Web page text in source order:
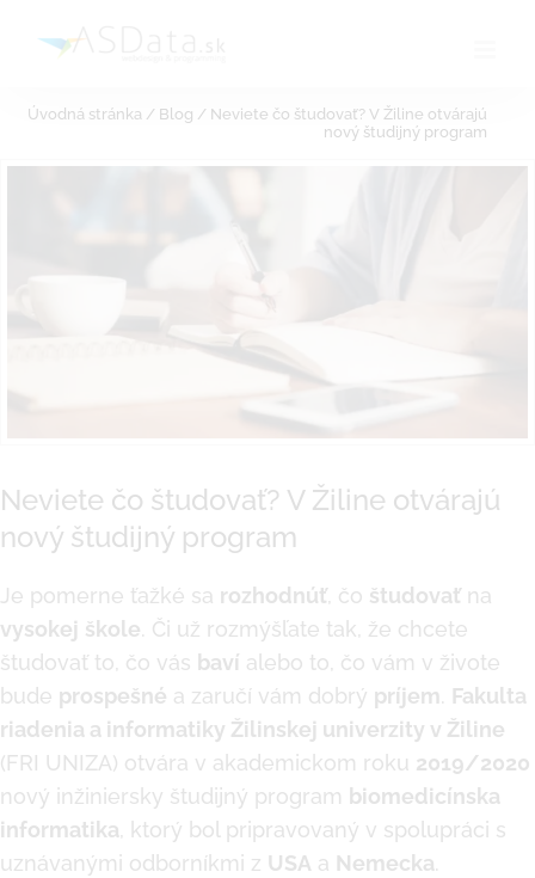
Úvodná stránka / Blog / Neviete čo študovať? V Žiline otvárajú
nový študijný program
Neviete čo študovať? V Žiline otvárajú
nový študijný program
Je pomerne ťažké sa rozhodnúť , čo študovať na
vysokej škole . Či už rozmýšľate tak, že chcete
študovať to, čo vás baví alebo to, čo vám v živote
bude prospešné a zaručí vám dobrý príjem
Fakulta
riadenia a informatiky Žilinskej univerzity v Žiline
(FRI UNIZA) otvára v akademickom roku 2019/2020
nový inžiniersky študijný program biomedicínska
informatika , ktorý bol pripravovaný v spolupráci s
uznávanými odborníkmi z USA a Nemecka